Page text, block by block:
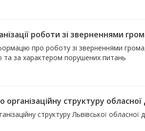
роботи зі зверненнями
про роботу зі зверненнями
та за характером порушених питань
організаційну структуру обласної
структуру Львівської